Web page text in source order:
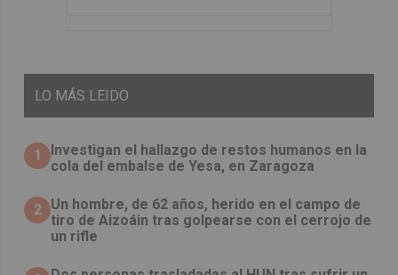
LO MÁS LEIDO
1
Investigan el hallazgo de restos humanos en la
cola del embalse de Yesa, en Zaragoza
2 Un hombre, de 62 años, herido en el campo de
tiro de Aizoáin tras golpearse con el cerrojo de
un rifle